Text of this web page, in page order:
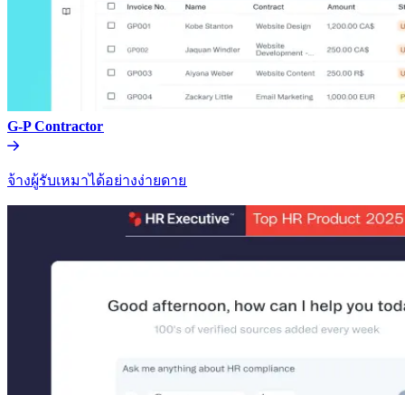
G-P Contractor​​
จ้างผู้รับเหมาได้อย่างง่ายดาย​​